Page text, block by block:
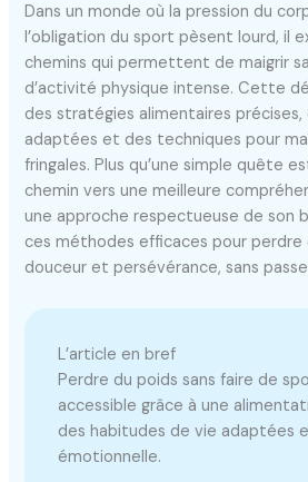
Dans un monde où la pression du
l’obligation du sport pèsent lourd, il
chemins qui permettent de maigrir
d’activité physique intense. Cette
des stratégies alimentaires
adaptées et des techniques pour
fringales. Plus qu’une simple quête
chemin vers une meilleure
une approche respectueuse de son
ces méthodes efficaces pour perdre
douceur et persévérance, sans
L’article en bref
Perdre du poids sans faire de
accessible grâce à une
des habitudes de vie adaptées
émotionnelle.